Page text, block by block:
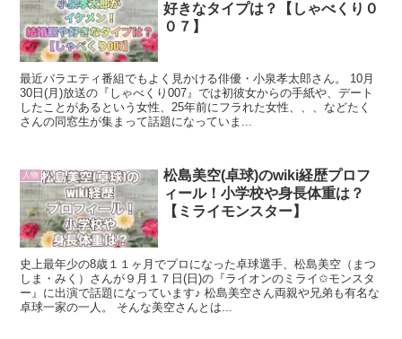
好きなタイプは？【しゃべくり０
０７】
最近バラエティ番組でもよく見かける俳優・小泉孝太郎さん。 10月
30日(月)放送の『しゃべくり007』では初彼女からの手紙や、デート
したことがあるという女性、25年前にフラれた女性、、、などたく
さんの同窓生が集まって話題になっていま...
人物
松島美空(卓球)のwiki経歴プロフ
ィール！小学校や身長体重は？
【ミライモンスター】
史上最年少の8歳１１ヶ月でプロになった卓球選手、松島美空（まつ
しま・みく）さんが９月１７日(日)の『ライオンのミライ✩モンスタ
ー』に出演で話題になっています♪ 松島美空さん両親や兄弟も有名な
卓球一家の一人。 そんな美空さんとは...